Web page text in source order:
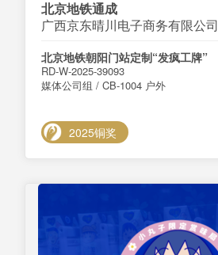
北京地铁通成
广西京东晴川电子商务有限公司
北京地铁朝阳门站定制“发疯工牌”
RD-W-2025-39093
媒体公司组 / CB-1004 户外
2025铜奖